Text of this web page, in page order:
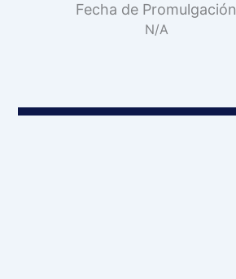
Fecha de Promulgación
N/A